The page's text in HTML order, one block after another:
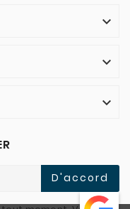



D'accord